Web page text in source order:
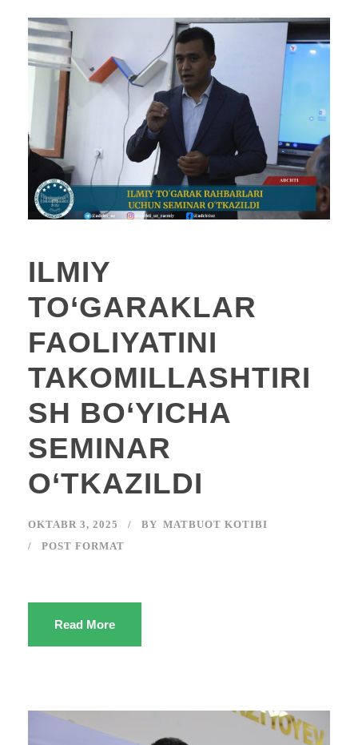
ILMIY
TO‘GARAKLAR
FAOLIYATINI
TAKOMILLASHTIRI
SH BO‘YICHA
SEMINAR
O‘TKAZILDI
OKTABR 3, 2025 BY MATBUOT KOTIBI
POST FORMAT
Read More